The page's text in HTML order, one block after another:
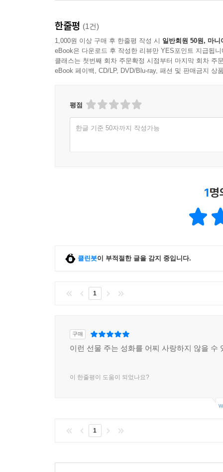
한줄평 (1건)
1,000원 이상 구매 후 한줄평 작성 시 일반회원 50원, 마니
eBook은 다운로드 후 작성한 리뷰만 YES포인트 지급됩니
클래스는 첫번째 회차 주문확정 시점부터 마지막 회차 주
eBook 페이백, CD/LP, DVD/Blu-ray, 패션 및 판매금지 상
평점
한글 기준 50자까지 작성가능
1명
클린봇이 부적절한 글을 감지 중입니다.
1
구매
이런 선물 주는 성화를 어찌 사랑하지 않을 수
이 한줄평이 도움이 되었나요?
1